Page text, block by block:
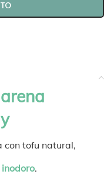
arena
con tofu natural,
.